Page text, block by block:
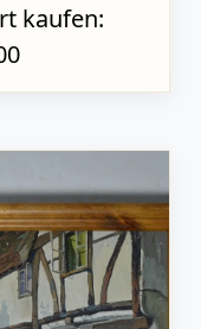
kaufen: